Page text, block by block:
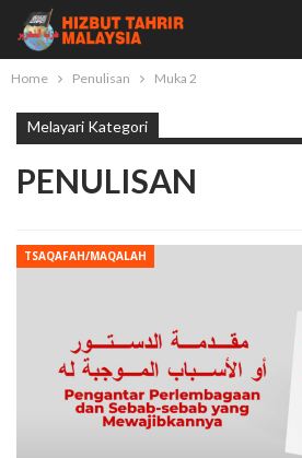
Home Penulisan Muka 2
Melayari Kategori
PENULISAN
TSAQAFAH/MAQALAH